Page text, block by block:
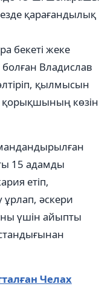
қарағандылық
бекеті жеке
Владислав
қылмысын
көзін
15 адамды
етіп,
ұрлап, әскери
үшін айыпты
Челах